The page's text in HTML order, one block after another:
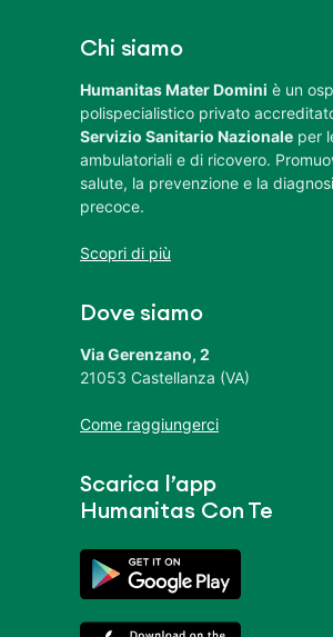
Chi siamo
Humanitas Mater Domini è un
polispecialistico privato
Servizio Sanitario Nazionale per
ambulatoriali e di ricovero.
salute, la prevenzione e la diagnosi
precoce.
Scopri di più
Dove siamo
Via Gerenzano, 2
21053 Castellanza (VA)
Come raggiungerci
Scarica l’app
Humanitas Con Te